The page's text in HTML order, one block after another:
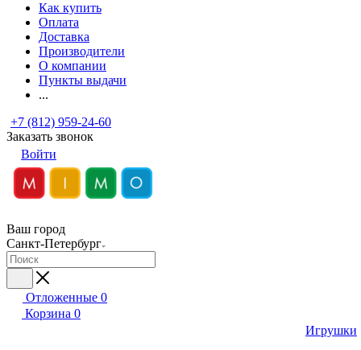
Как купить
Оплата
Доставка
Производители
О компании
Пункты выдачи
...
+7 (812) 959-24-60
Заказать звонок
Войти
Ваш город
Санкт-Петербург
Отложенные 0
Корзина 0
Игрушки